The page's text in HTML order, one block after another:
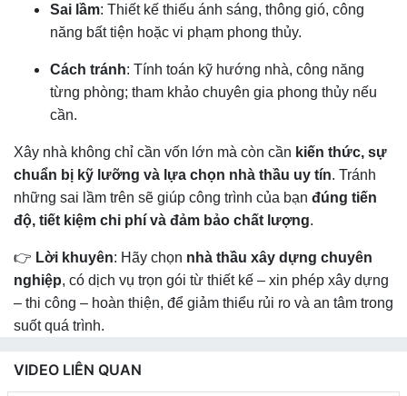
Sai lầm: Thiết kế thiếu ánh sáng, thông gió, công
năng bất tiện hoặc vi phạm phong thủy.
Cách tránh: Tính toán kỹ hướng nhà, công năng
từng phòng; tham khảo chuyên gia phong thủy nếu
cần.
Xây nhà không chỉ cần vốn lớn mà còn cần kiến thức, sự
chuẩn bị kỹ lưỡng và lựa chọn nhà thầu uy tín. Tránh
những sai lầm trên sẽ giúp công trình của bạn đúng tiến
độ, tiết kiệm chi phí và đảm bảo chất lượng.
👉 Lời khuyên: Hãy chọn nhà thầu xây dựng chuyên
nghiệp, có dịch vụ trọn gói từ thiết kế – xin phép xây dựng
– thi công – hoàn thiện, để giảm thiểu rủi ro và an tâm trong
suốt quá trình.
VIDEO LIÊN QUAN